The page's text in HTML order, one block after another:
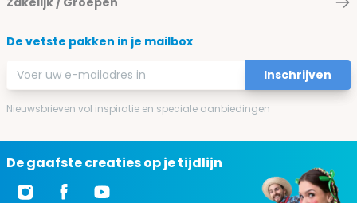
De vetste pakken in je mailbox
E-mailadres
Inschrijven
Nieuwsbrieven vol inspiratie en speciale aanbiedingen
De gaafste creaties op je tijdlijn